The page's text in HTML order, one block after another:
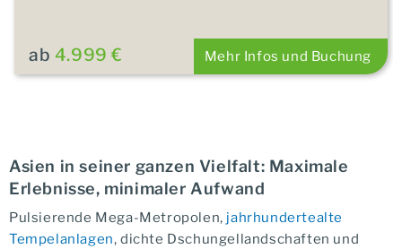
ab 4.999 € Mehr Infos und Buchung
Asien in seiner ganzen Vielfalt: Maximale
Erlebnisse, minimaler Aufwand
Pulsierende Mega-Metropolen, jahrhundertealte
Tempelanlagen, dichte Dschungellandschaften und